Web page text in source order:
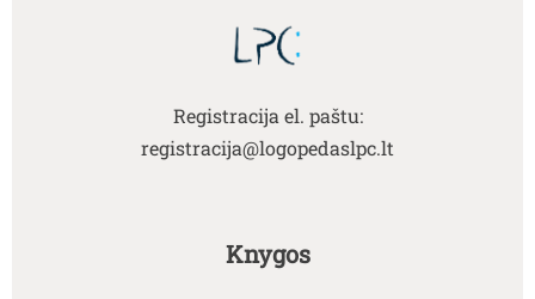
Registracija el. paštu:
registracija@logopedaslpc.lt
Knygos